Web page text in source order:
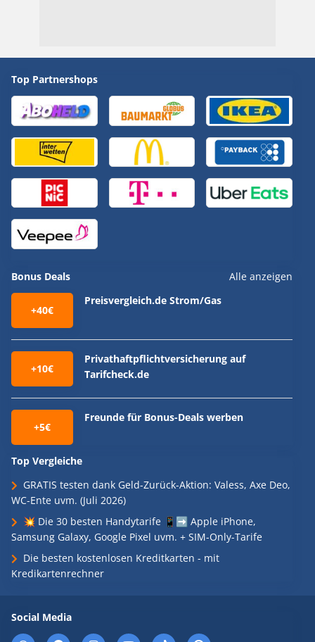
Top Partnershops
Bonus Deals Alle anzeigen
+40€
Preisvergleich.de Strom/Gas
+10€
Privathaftpflichtversicherung auf
Tarifcheck.de
+5€
Freunde für Bonus-Deals werben
Top Vergleiche
GRATIS testen dank Geld-Zurück-Aktion: Valess, Axe Deo,
WC-Ente uvm. (Juli 2026)
💥 Die 30 besten Handytarife 📱➡️ Apple iPhone,
Samsung Galaxy, Google Pixel uvm. + SIM-Only-Tarife
Die besten kostenlosen Kreditkarten - mit
Kredikartenrechner
Social Media